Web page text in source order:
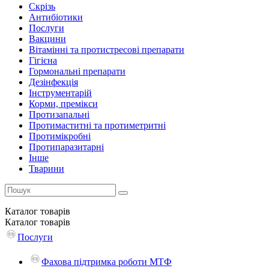
Скрізь
Антибіотики
Послуги
Вакцини
Вітамінні та протистресові препарати
Гігієна
Гормональні препарати
Дезінфекція
Інструментарій
Корми, премікси
Протизапальні
Протимаститні та протиметритні
Протимікробні
Протипаразитарні
Інше
Тварини
Каталог товарів
Каталог товарів
Послуги
Фахова підтримка роботи МТФ